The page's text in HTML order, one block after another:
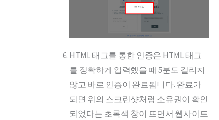
HTML 태그를 통한 인증은 HTML 태그
를 정확하게 입력했을 때 5분도 걸리지
않고 바로 인증이 완료됩니다. 완료가
되면 위의 스크린샷처럼 소유권이 확인
되었다는 초록색 창이 뜨면서 웹사이트